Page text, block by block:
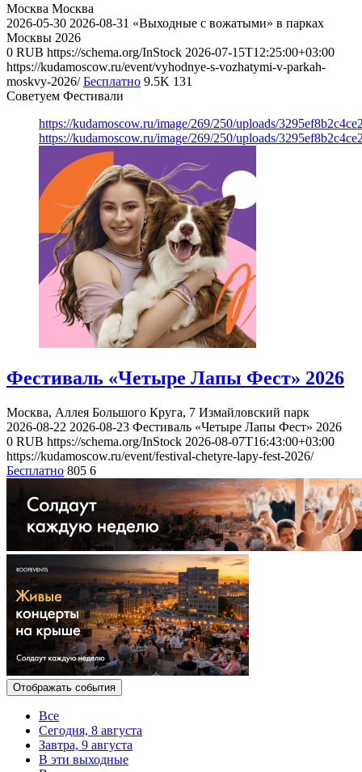
Москва Москва
2026-05-30 2026-08-31 «Выходные с вожатыми» в парках
Москвы 2026
0 RUB https://schema.org/InStock 2026-07-15T12:25:00+03:00
https://kudamoscow.ru/event/vyhodnye-s-vozhatymi-v-parkah-
moskvy-2026/ Бесплатно 9.5K 131
Советуем Фестивали
https://kudamoscow.ru/image/269/250/uploads/
https://kudamoscow.ru/image/269/250/uploads/
Фестиваль «Четыре Лапы Фест» 2026
Москва, Аллея Большого Круга, 7 Измайловский парк
2026-08-22 2026-08-23 Фестиваль «Четыре Лапы Фест» 2026
0 RUB https://schema.org/InStock 2026-08-07T16:43:00+03:00
https://kudamoscow.ru/event/festival-chetyre-lapy-fest-2026/
Бесплатно 805 6
Отображать события
Все
Сегодня, 8 августа
Завтра, 9 августа
В эти выходные